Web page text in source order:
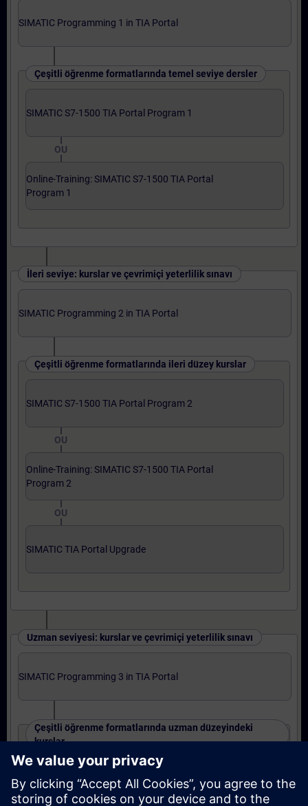
SIMATIC Programming 1 in TIA Portal
Çeşitli öğrenme formatlarında temel seviye dersler
SIMATIC S7-1500 TIA Portal Program 1
OU
Online-Training: SIMATIC S7-1500 TIA Portal
Program 1
İleri seviye: kurslar ve çevrimiçi yeterlilik sınavı
SIMATIC Programming 2 in TIA Portal
Çeşitli öğrenme formatlarında ileri düzey kurslar
SIMATIC S7-1500 TIA Portal Program 2
OU
Online-Training: SIMATIC S7-1500 TIA Portal
Program 2
OU
SIMATIC TIA Portal Upgrade
Uzman seviyesi: kurslar ve çevrimiçi yeterlilik sınavı
SIMATIC Programming 3 in TIA Portal
Çeşitli öğrenme formatlarında uzman düzeyindeki
kurslar
SIMATIC S7-1500 TIA Portal Program 3
OU